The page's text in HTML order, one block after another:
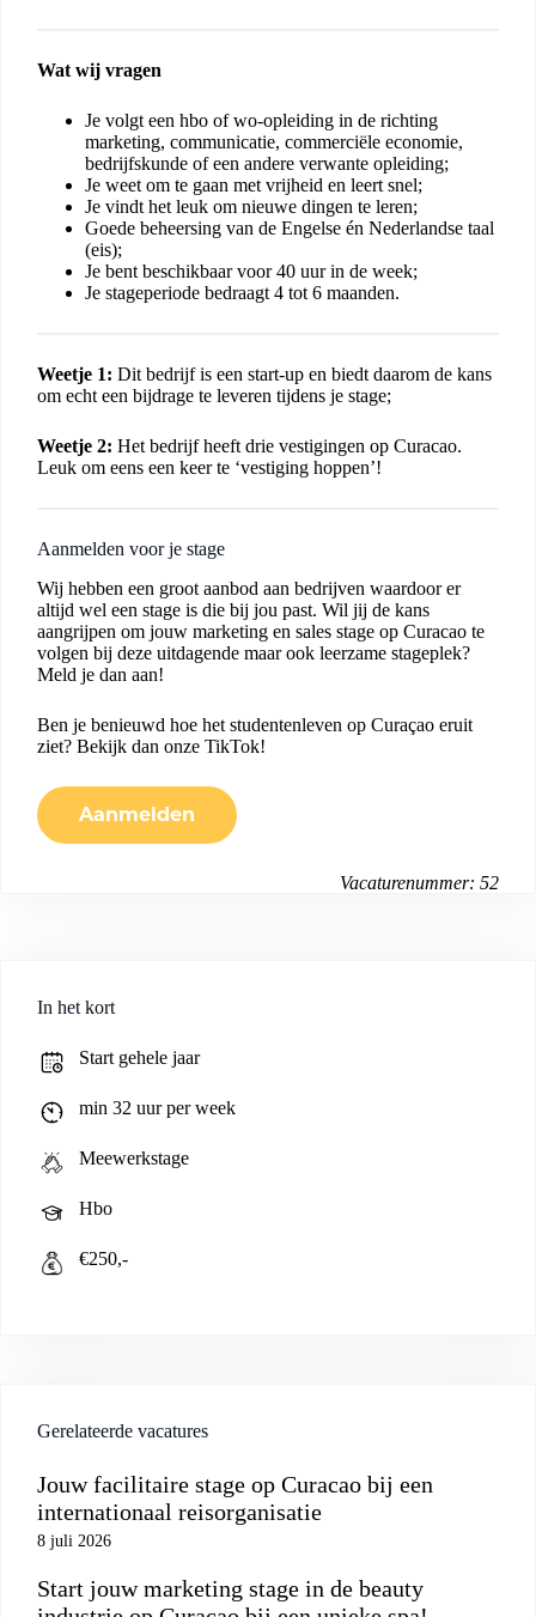
Wat wij vragen
Je volgt een hbo of wo-opleiding in de richting
marketing, communicatie, commerciële economie,
bedrijfskunde of een andere verwante opleiding;
Je weet om te gaan met vrijheid en leert snel;
Je vindt het leuk om nieuwe dingen te leren;
Goede beheersing van de Engelse én Nederlandse taal
(eis);
Je bent beschikbaar voor 40 uur in de week;
Je stageperiode bedraagt 4 tot 6 maanden.
Weetje 1: Dit bedrijf is een start-up en biedt daarom de kans
om echt een bijdrage te leveren tijdens je stage;
Weetje 2: Het bedrijf heeft drie vestigingen op Curacao.
Leuk om eens een keer te ‘vestiging hoppen’!
Aanmelden voor je stage
Wij hebben een groot aanbod aan bedrijven waardoor er
altijd wel een stage is die bij jou past. Wil jij de kans
aangrijpen om jouw marketing en sales stage op Curacao te
volgen bij deze uitdagende maar ook leerzame stageplek?
Meld je dan aan!
Ben je benieuwd hoe het studentenleven op Curaçao eruit
ziet? Bekijk dan onze TikTok!
Aanmelden
Vacaturenummer: 52
In het kort
Start gehele jaar
min 32 uur per week
Meewerkstage
Hbo
€250,-
Gerelateerde vacatures
Jouw facilitaire stage op Curacao bij een
internationaal reisorganisatie
8 juli 2026
Start jouw marketing stage in de beauty